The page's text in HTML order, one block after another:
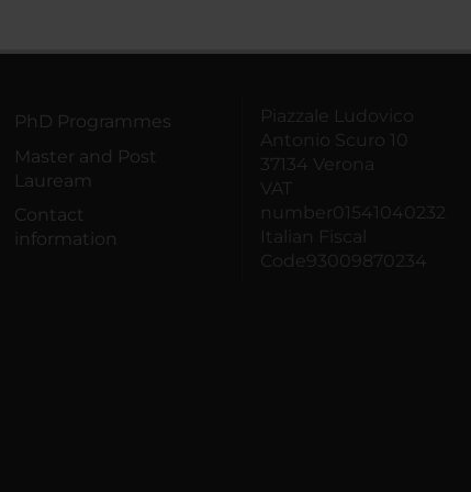
PhD Programmes
Master and Post
Lauream
Contact
information
Piazzale Ludovico
Antonio Scuro 10
37134 Verona
VAT
number01541040232
Italian Fiscal
Code93009870234